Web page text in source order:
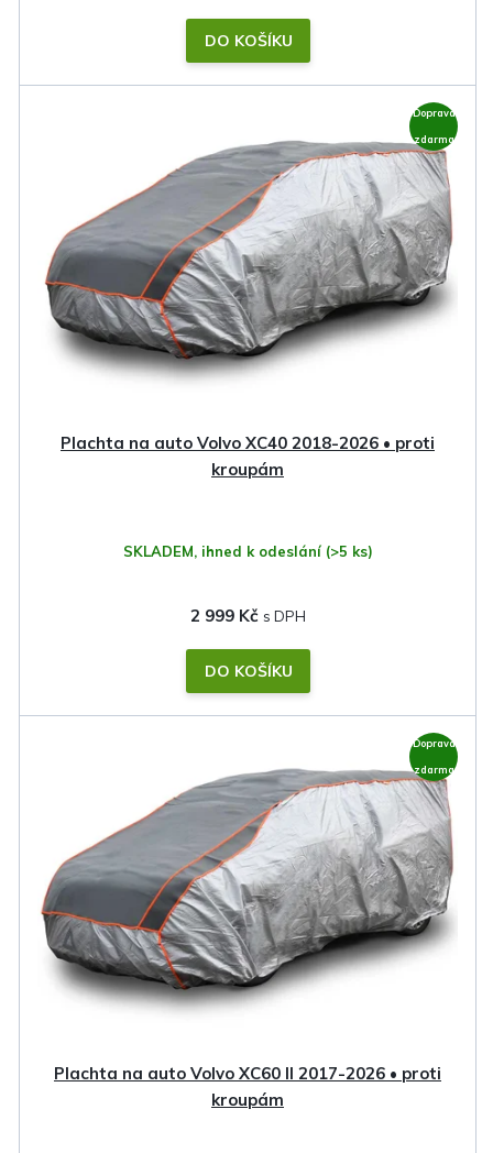
DO KOŠÍKU
Doprava
zdarma
Plachta na auto Volvo XC40 2018-2026 • proti
kroupám
SKLADEM, ihned k odeslání (>5 ks)
2 999 Kč
DO KOŠÍKU
Doprava
zdarma
Plachta na auto Volvo XC60 II 2017-2026 • proti
kroupám